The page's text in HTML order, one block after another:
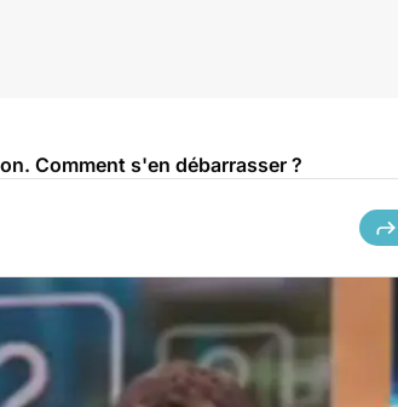
Comment s'en débarrasser ?